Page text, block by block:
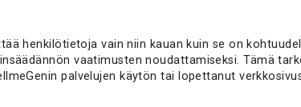
henkilötietoja vain niin kauan kuin se on
vaatimusten noudattamiseksi. Tämä
palvelujen käytön tai lopettanut